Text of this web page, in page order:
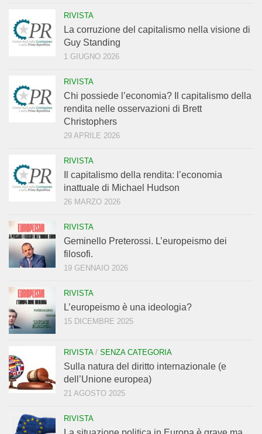
RIVISTA
La corruzione del capitalismo nella visione di
Guy Standing
1 GIUGNO 2026
RIVISTA
Chi possiede l’economia? Il capitalismo della
rendita nelle osservazioni di Brett
Christophers
29 APRILE 2026
RIVISTA
Il capitalismo della rendita: l’economia
inattuale di Michael Hudson
26 MARZO 2026
RIVISTA
Geminello Preterossi. L’europeismo dei
filosofi.
19 GENNAIO 2026
RIVISTA
L’europeismo è una ideologia?
15 DICEMBRE 2025
RIVISTA/ SENZA CATEGORIA
Sulla natura del diritto internazionale (e
dell’Unione europea)
21 AGOSTO 2025
RIVISTA